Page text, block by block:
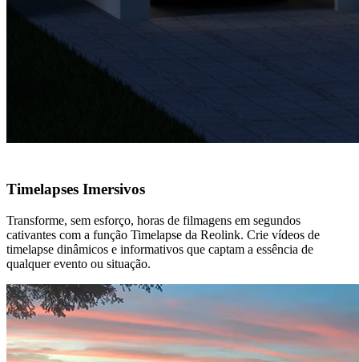
Timelapses Imersivos
Transforme, sem esforço, horas de filmagens em segundos
cativantes com a função Timelapse da Reolink. Crie vídeos de
timelapse dinâmicos e informativos que captam a essência de
qualquer evento ou situação.